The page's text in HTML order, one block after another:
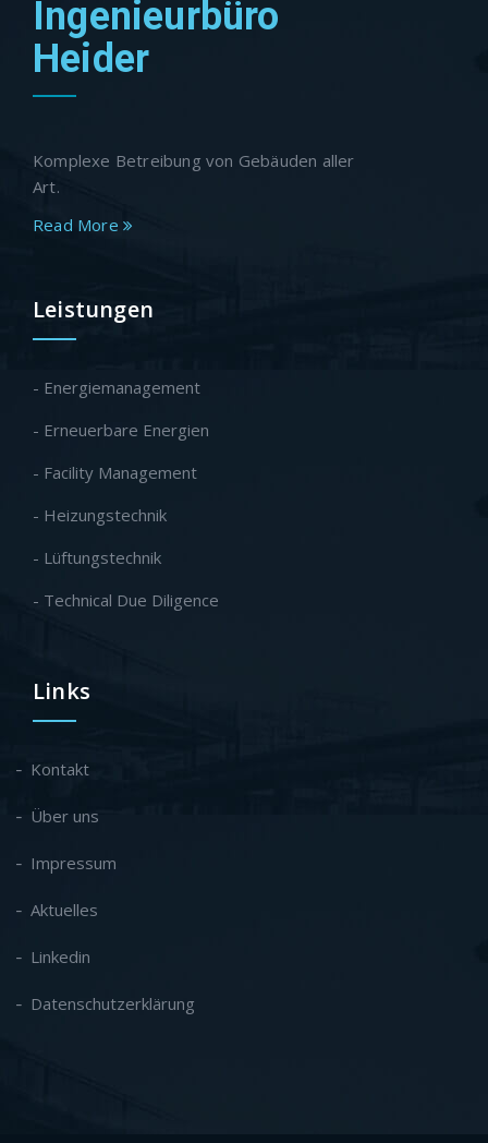
Ingenieurbüro
Heider
Komplexe Betreibung von Gebäuden aller
Art.
Read More
Leistungen
- Energiemanagement
- Erneuerbare Energien
- Facility Management
- Heizungstechnik
- Lüftungstechnik
- Technical Due Diligence
Links
Kontakt
Über uns
Impressum
Aktuelles
Linkedin
Datenschutzerklärung